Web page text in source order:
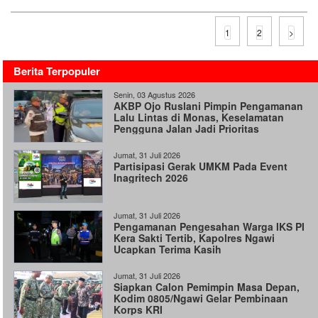
1 2 >
Berita Terpopuler
Senin, 03 Agustus 2026
AKBP Ojo Ruslani Pimpin Pengamanan
Lalu Lintas di Monas, Keselamatan
Pengguna Jalan Jadi Prioritas
Jumat, 31 Juli 2026
Partisipasi Gerak UMKM Pada Event
Inagritech 2026
Jumat, 31 Juli 2026
Pengamanan Pengesahan Warga IKS PI
Kera Sakti Tertib, Kapolres Ngawi
Ucapkan Terima Kasih
Jumat, 31 Juli 2026
Siapkan Calon Pemimpin Masa Depan,
Kodim 0805/Ngawi Gelar Pembinaan
Korps KRI